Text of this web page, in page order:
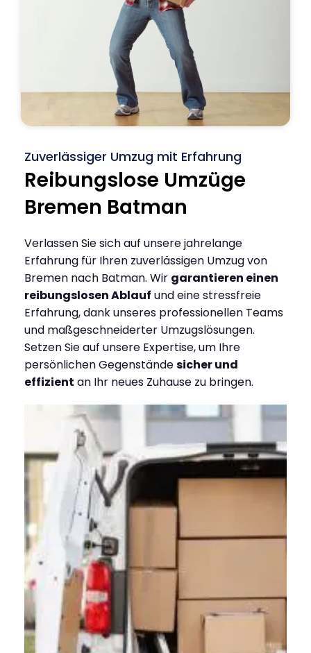
Zuverlässiger Umzug mit Erfahrung
Reibungslose Umzüge
Bremen Batman
Verlassen Sie sich auf unsere jahrelange
Erfahrung für Ihren zuverlässigen Umzug von
Bremen nach Batman. Wir garantieren einen
reibungslosen Ablauf und eine stressfreie
Erfahrung, dank unseres professionellen Teams
und maßgeschneiderter Umzugslösungen.
Setzen Sie auf unsere Expertise, um Ihre
persönlichen Gegenständesicher und
effizient an Ihr neues Zuhause zu bringen.